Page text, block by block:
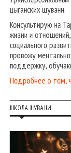
цыганских шувани.
Консультирую на
жизни и
социального
провожу
поддержку,
Подробнее о том,
ШКОЛА ШУВАНИ